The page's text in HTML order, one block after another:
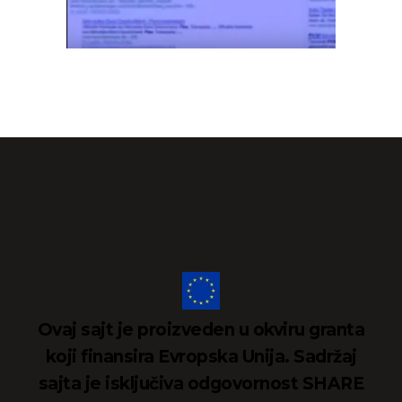
Ovaj sajt je proizveden u okviru granta
koji finansira Evropska Unija. Sadržaj
sajta je isključiva odgovornost SHARE